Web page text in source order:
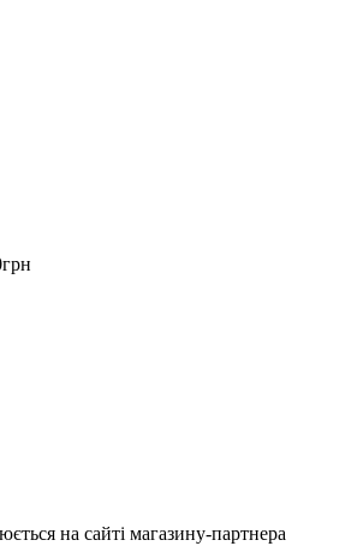
грн
на сайті магазину-партнера